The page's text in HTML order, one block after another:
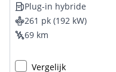
Plug-in hybride
261 pk (192 kW)
69 km
Vergelijk